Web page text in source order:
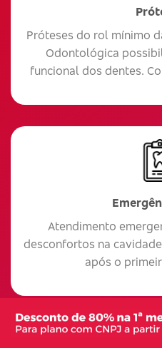
Próteses do rol mínimo
Odontológica
funcional dos dentes.
Atendimento
desconfortos na
após o